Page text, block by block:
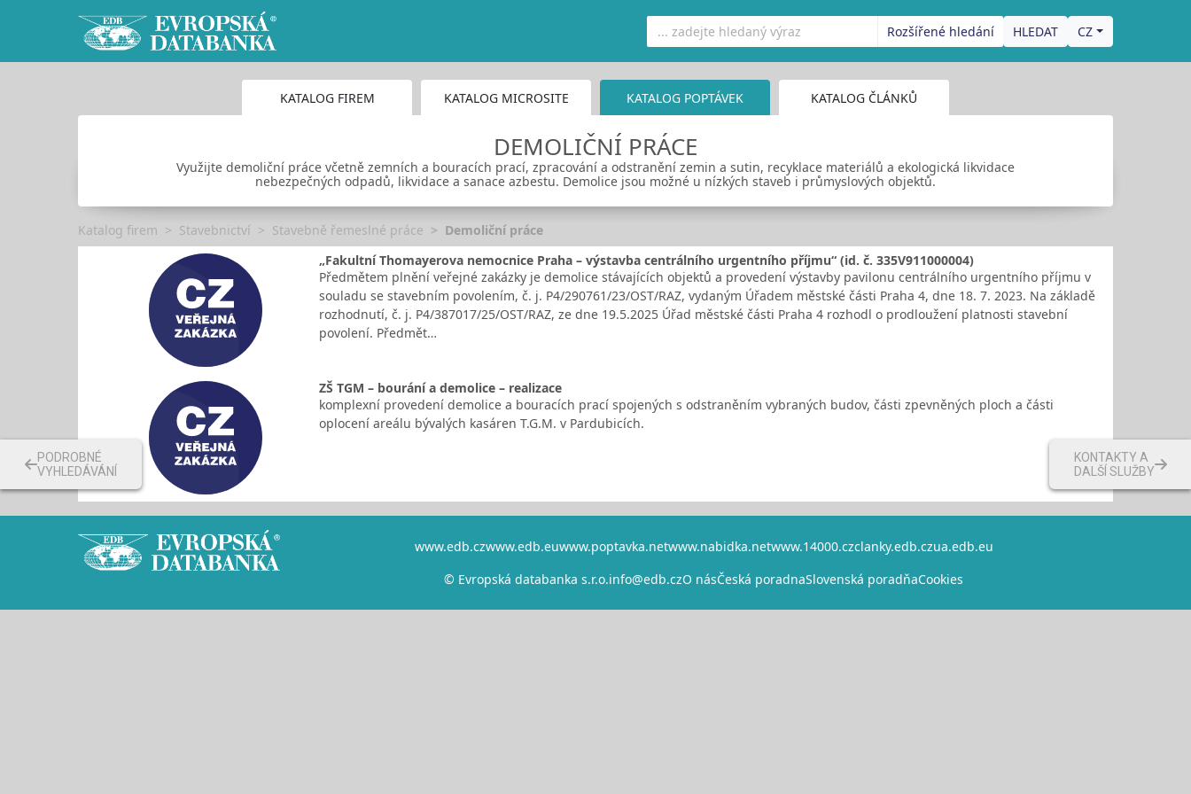
Rozšířené hledání CZ
KATALOG FIREM KATALOG MICROSITE KATALOG POPTÁVEK KATALOG ČLÁNKŮ
DEMOLIČNÍ PRÁCE
Využijte demoliční práce včetně zemních a bouracích prací, zpracování a odstranění zemin a sutin, recyklace materiálů a ekologická likvidace
nebezpečných odpadů, likvidace a sanace azbestu. Demolice jsou možné u nízkých staveb i průmyslových objektů.
Katalog firem Stavebnictví Stavebně řemeslné práce
Demoliční práce
„Fakultní Thomayerova nemocnice Praha – výstavba centrálního urgentního příjmu“ (id. č. 335V911000004)
Předmětem plnění veřejné zakázky je demolice stávajících objektů a provedení výstavby pavilonu centrálního urgentního příjmu v
souladu se stavebním povolením, č. j. P4/290761/23/OST/RAZ, vydaným Úřadem městské části Praha 4, dne 18. 7. 2023. Na základě
rozhodnutí, č. j. P4/387017/25/OST/RAZ, ze dne 19.5.2025 Úřad městské části Praha 4 rozhodl o prodloužení platnosti stavební
povolení. Předmět…
ZŠ TGM – bourání a demolice – realizace
komplexní provedení demolice a bouracích prací spojených s odstraněním vybraných budov, části zpevněných ploch a části
oplocení areálu bývalých kasáren T.G.M. v Pardubicích.
www.edb.czwww.edb.euwww.poptavka.netwww.nabidka.netwww.14000.czclanky.edb.czua.edb.eu
© Evropská databanka s.r.o.info@edb.czO násČeská poradnaSlovenská poradňaCookies
KONTAKTY A
DALŠÍ SLUŽBY
PODROBNÉ
VYHLEDÁVÁNÍ